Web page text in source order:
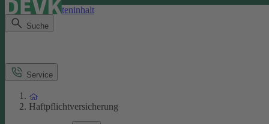
Direkt zum Seiteninhalt
Suche
Service
Haftpflichtversicherung